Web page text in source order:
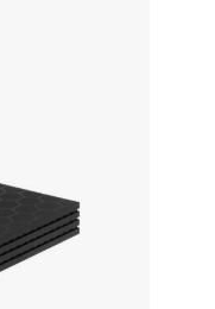
مـــــــحـصــولات
محصولات